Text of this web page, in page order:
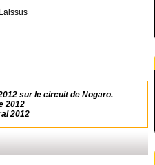
sur le circuit de Nogaro.
2012
2012